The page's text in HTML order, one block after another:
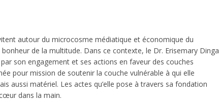
autour du microcosme médiatique et économique du
de la multitude. Dans ce contexte, le Dr. Erisemary Dinga
son engagement et ses actions en faveur des couches
pour mission de soutenir la couche vulnérable à qui elle
aussi matériel. Les actes qu’elle pose à travers sa fondation
dans la main.